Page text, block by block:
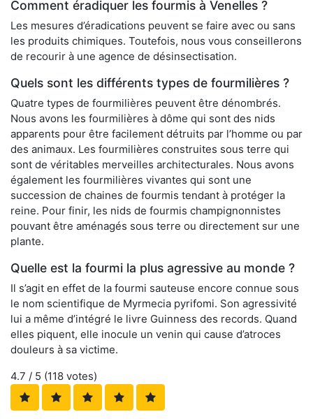
Comment éradiquer les fourmis à Venelles ?
Les mesures d’éradications peuvent se faire avec ou sans
les produits chimiques. Toutefois, nous vous conseillerons
de recourir à une agence de désinsectisation.
Quels sont les différents types de fourmilières ?
Quatre types de fourmilières peuvent être dénombrés.
Nous avons les fourmilières à dôme qui sont des nids
apparents pour être facilement détruits par l’homme ou par
des animaux. Les fourmilières construites sous terre qui
sont de véritables merveilles architecturales. Nous avons
également les fourmilières vivantes qui sont une
succession de chaines de fourmis tendant à protéger la
reine. Pour finir, les nids de fourmis champignonnistes
pouvant être aménagés sous terre ou directement sur une
plante.
Quelle est la fourmi la plus agressive au monde ?
Il s’agit en effet de la fourmi sauteuse encore connue sous
le nom scientifique de Myrmecia pyrifomi. Son agressivité
lui a même d’intégré le livre Guinness des records. Quand
elles piquent, elle inocule un venin qui cause d’atroces
douleurs à sa victime.
4.7 / 5 (118 votes)